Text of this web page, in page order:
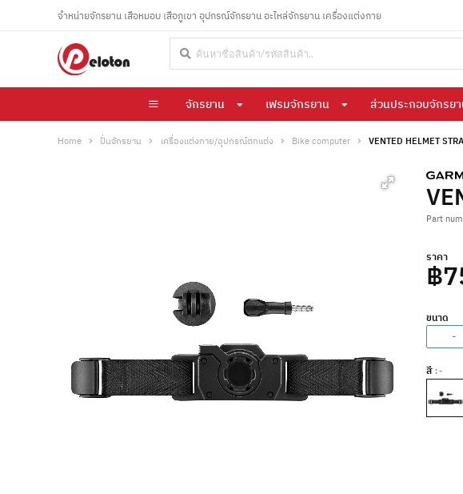
จำหน่ายจักรยาน เสือหมอบ เสือภูเขา อุปกรณ์จักรยาน อะไหล่จักรยาน เครื่องแต่งกาย
จักรยาน เฟรมจักรยาน ส่วนประกอบจักรย
Home ปั่นจักรยาน เครื่องแต่งกาย/อุปกรณ์ตกแต่ง Bike computer VENTED HELMET
Part
ราคา
฿
ขนาด
-
สี : -